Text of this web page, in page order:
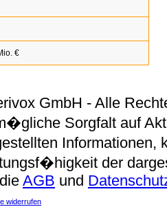
€
GmbH - Alle
Sorgfalt auf
der
AGB und
widerrufen